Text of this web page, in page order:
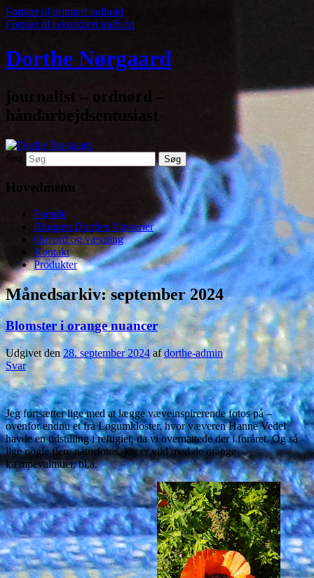
Fortsæt til primært indhold
Fortsæt til sekundært indhold
Dorthe Nørgaard
journalist – ordnørd –
håndarbejdsentusiast
Søg
Hovedmenu
Forside
Bloggen Dorthes Væverier
Om ord og vævning
Kontakt
Produkter
Månedsarkiv:september 2024
Blomster i orange nuancer
Udgivet den28. september 2024 afdorthe-admin
Svar
Jeg fortsætter lige med at lægge væveinspirerende fotos på –
ovenfor endnu et fra Løgumkloster, hvor væveren Hanne Vedel
havde en udstilling i refugiet, da vi overnattede der i foråret. Og så
lige nogle flere naturfotos, jeg er vild med de orange
kæmpevalmuer, bl.a.